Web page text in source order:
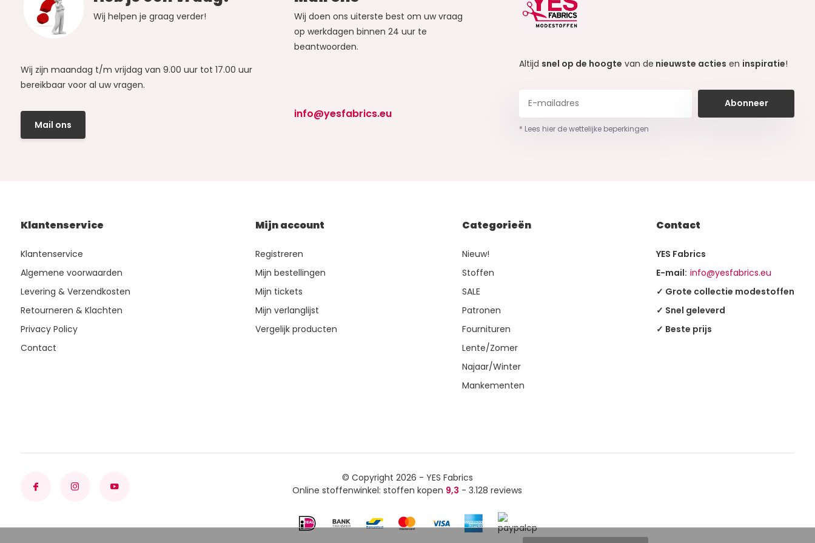
Wij helpen je graag verder!
Wij zijn maandag t/m vrijdag van 9.00 uur tot 17.00 uur
bereikbaar voor al uw vragen.
Mail ons
Wij doen ons uiterste best om uw vraag
op werkdagen binnen 24 uur te
beantwoorden.
info@yesfabrics.eu
Altijd snel op de hoogte van de nieuwste acties en inspiratie!
Abonneer
* Lees hier de wettelijke beperkingen
Klantenservice
Klantenservice
Algemene voorwaarden
Levering & Verzendkosten
Retourneren & Klachten
Privacy Policy
Contact
Mijn account
Registreren
Mijn bestellingen
Mijn tickets
Mijn verlanglijst
Vergelijk producten
Categorieën
Nieuw!
Stoffen
SALE
Patronen
Fournituren
Lente/Zomer
Najaar/Winter
Mankementen
Contact
YES Fabrics
E-mail: info@yesfabrics.eu
✓ Grote collectie modestoffen
✓ Snel geleverd
✓ Beste prijs
© Copyright 2026 - YES Fabrics
Online stoffenwinkel: stoffen kopen 9,3 - 3.128 reviews